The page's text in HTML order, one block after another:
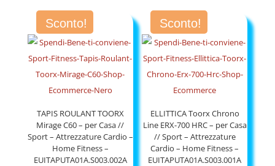
originale
era:
€750,00.€650,00.
era:
€650,00.
€550,00.
Sconto!
TAPIS ROULANT TOORX
Mirage C60 – per Casa //
Sport – Attrezzature Cardio –
Home Fitness –
EUITAPUTA01A.S003.002A
Sconto!
ELLITTICA Toorx Chrono
Line ERX-700 HRC – per Casa
// Sport – Attrezzature
Cardio – Home Fitness –
EUITAPUTA01A.S003.001A